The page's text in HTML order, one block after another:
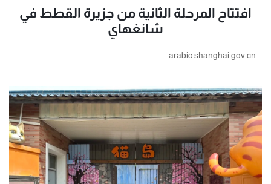
افتتاح المرحلة الثانية من جزيرة القطط في
شانغهاي
arabic.shanghai.gov.cn